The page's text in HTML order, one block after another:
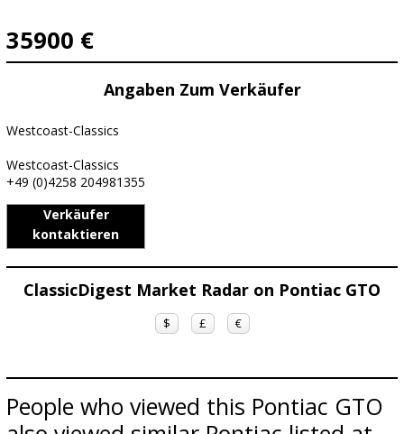
35900 €
Angaben Zum Verkäufer
Westcoast-Classics
Westcoast-Classics
+49 (0)4258 204981355
Verkäufer
kontaktieren
ClassicDigest Market Radar on Pontiac GTO
$ £ €
People who viewed this Pontiac GTO